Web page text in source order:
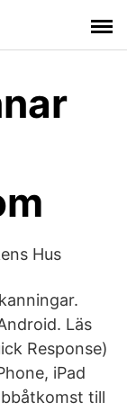
Hus
Läs
Response)
iPad
till